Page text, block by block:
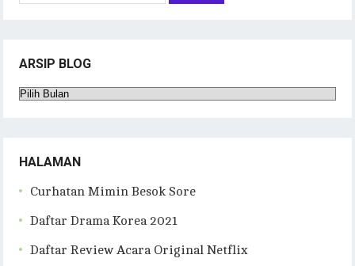
ARSIP BLOG
Arsip
HALAMAN
Curhatan Mimin Besok Sore
Daftar Drama Korea 2021
Daftar Review Acara Original Netflix